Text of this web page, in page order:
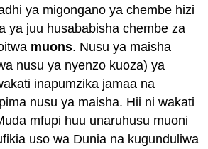
ya migongano ya chembe hizi
ya juu husababisha chembe za
muons. Nusu ya maisha
nusu ya nyenzo kuoza) ya
inapumzika jamaa na
nusu ya maisha. Hii ni wakati
mfupi huu unaruhusu muoni
uso wa Dunia na kugunduliwa